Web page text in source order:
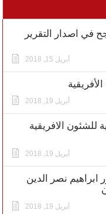
في اصدار التقرير
أبريل 15, 2018
أبريل 19, 2018
للشئون الافريقية
أبريل 19, 2018
ابراهيم نصر الدين
أبريل 19, 2018